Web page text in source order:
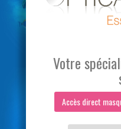
Votre
Accès direct